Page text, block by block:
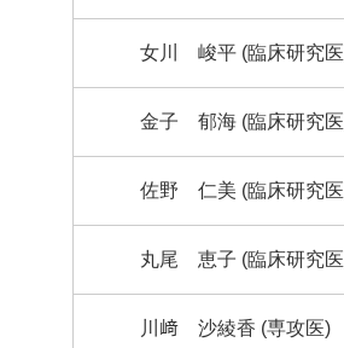
女川 峻平 (臨床研究
金子 郁海 (臨床研究
佐野 仁美 (臨床研究
丸尾 恵子 (臨床研究
川﨑 沙綾香 (専攻医)